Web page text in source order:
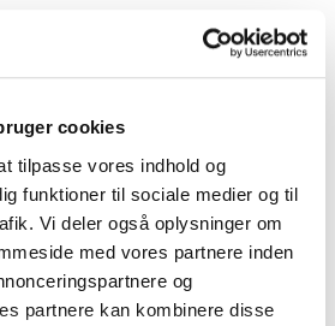
cookies
tilpasse vores indhold og
funktioner til sociale medier og til
Vi deler også oplysninger om
med vores partnere inden
og
partnere kan kombinere disse